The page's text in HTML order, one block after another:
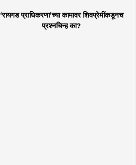
‘रायगड प्राधिकरणा’च्या कामावर शिवप्रेमींकडूनच
प्रश्नचिन्ह का?